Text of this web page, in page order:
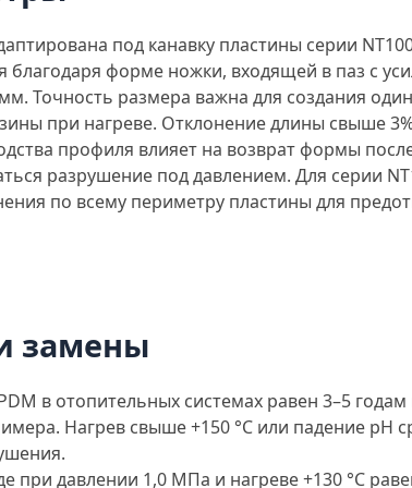
под канавку пластины серии
благодаря форме ножки, входящей в паз с
Точность размера важна для создания
при нагреве. Отклонение длины свыше
профиля влияет на возврат формы
разрушение под давлением. Для серии
по всему периметру пластины для
замены
в отопительных системах равен 3–5
Нагрев свыше +150 °С или падение pH
при давлении 1,0 МПа и нагреве +130 °С